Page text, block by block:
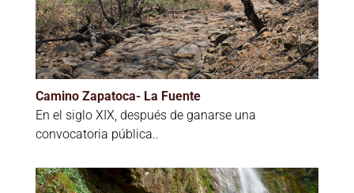
Camino Zapatoca- La Fuente
En el siglo XIX, después de ganarse una
convocatoria pública..